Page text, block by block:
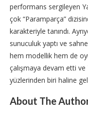
performans sergileyen
çok “Paramparça”
karakteriyle tanındı.
sunuculuk yaptı ve
hem modellik hem de
çalışmaya devam etti ve
yüzlerinden biri haline
About The